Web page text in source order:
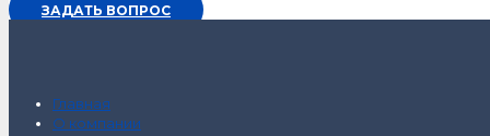
ЗАДАТЬ ВОПРОС
Главная
О компании